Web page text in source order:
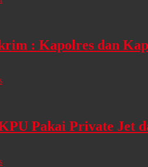
: Kapolres dan
Pakai Private Jet